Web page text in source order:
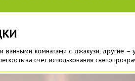
ванными комнатами с джакузи, другие
за счет использования